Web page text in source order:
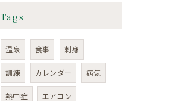
Tags
温泉 食事 刺身
訓練 カレンダー 病気
熱中症 エアコン